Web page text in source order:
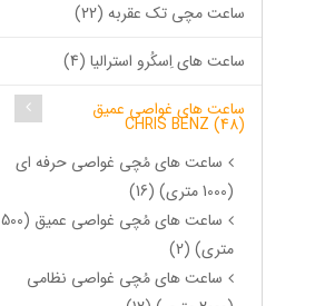
ساعت مچی تک عقربه (22)
ساعت های اِسکُرو استرالیا (4)
ساعت های غواصی عمیق
CHRIS BENZ (48)
ساعت های مُچی غواصی حرفه ای
(1000 متری) (16)
ساعت های مُچی غواصی عمیق (500
متری) (2)
ساعت های مُچی غواصی نظامی